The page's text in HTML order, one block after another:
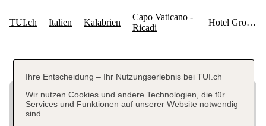
Ihre Entscheidung – Ihr Nutzungserlebnis bei TUI.ch
Wir nutzen Cookies und andere Technologien, die für
Services und Funktionen auf unserer Website notwendig
sind.